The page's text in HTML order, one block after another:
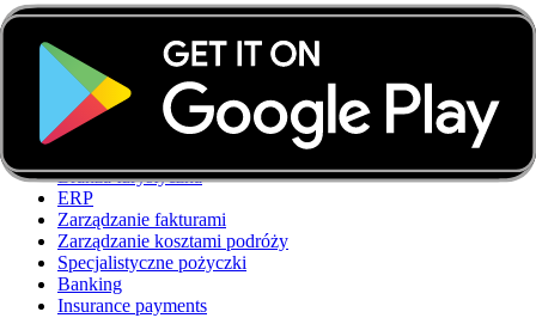
Korporacje
Handel elektroniczny
Agencje marketingowe
Resellerzy
Branża turystyczna
ERP
Zarządzanie fakturami
Zarządzanie kosztami podróży
Specjalistyczne pożyczki
Banking
Insurance payments